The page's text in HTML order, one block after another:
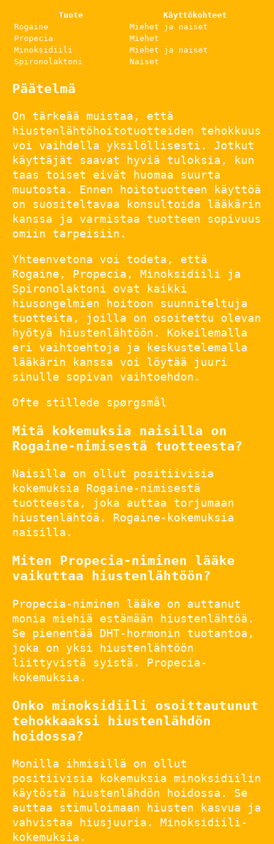
Tuote
Käyttökohteet
Rogaine
Miehet ja naiset
Propecia
Miehet
Minoksidiili
Miehet ja naiset
Spironolaktoni
Naiset
Päätelmä
On tärkeää muistaa, että
hiustenlähtöhoitotuotteiden tehokkuus
voi vaihdella yksilöllisesti. Jotkut
käyttäjät saavat hyviä tuloksia, kun
taas toiset eivät huomaa suurta
muutosta. Ennen hoitotuotteen käyttöä
on suositeltavaa konsultoida lääkärin
kanssa ja varmistaa tuotteen sopivuus
omiin tarpeisiin.
Yhteenvetona voi todeta, että
Rogaine, Propecia, Minoksidiili ja
Spironolaktoni ovat kaikki
hiusongelmien hoitoon suunniteltuja
tuotteita, joilla on osoitettu olevan
hyötyä hiustenlähtöön. Kokeilemalla
eri vaihtoehtoja ja keskustelemalla
lääkärin kanssa voi löytää juuri
sinulle sopivan vaihtoehdon.
Ofte stillede spørgsmål
Mitä kokemuksia naisilla on
Rogaine-nimisestä tuotteesta?
Naisilla on ollut positiivisia
kokemuksia Rogaine-nimisestä
tuotteesta, joka auttaa torjumaan
hiustenlähtöä. Rogaine-kokemuksia
naisilla.
Miten Propecia-niminen lääke
vaikuttaa hiustenlähtöön?
Propecia-niminen lääke on auttanut
monia miehiä estämään hiustenlähtöä.
Se pienentää DHT-hormonin tuotantoa,
joka on yksi hiustenlähtöön
liittyvistä syistä. Propecia-
kokemuksia.
Onko minoksidiili osoittautunut
tehokkaaksi hiustenlähdön
hoidossa?
Monilla ihmisillä on ollut
positiivisia kokemuksia minoksidiilin
käytöstä hiustenlähdön hoidossa. Se
auttaa stimuloimaan hiusten kasvua ja
vahvistaa hiusjuuria. Minoksidiili-
kokemuksia.